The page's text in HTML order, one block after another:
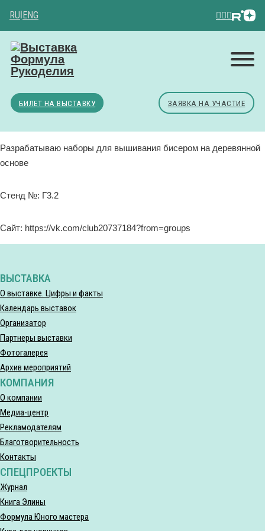
RU ENG
БИЛЕТ НА ВЫСТАВКУ ЗАЯВКА НА УЧАСТИЕ
Разрабатываю наборы для вышивания бисером на деревянной
основе
Стенд №: Г3.2
Сайт: https://vk.com/club20737184?from=groups
ВЫСТАВКА
О выставке. Цифры и факты
Календарь выставок
Организатор
Партнеры выставки
Фотогалерея
Архив мероприятий
КОМПАНИЯ
О компании
Медиа-центр
Рекламодателям
Благотворительность
Контакты
СПЕЦПРОЕКТЫ
Журнал
Книга Элины
Формула Юного мастера